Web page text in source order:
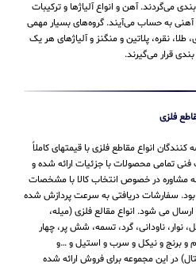
می‌گردند. آهن و انواع آلیاژها و ترکیبات
آهنی به حساب می‌‌آیند. گروه‌های بسیار مهمی
نقره، پلاتین و منگنز و آلیاژهای هر یک
قرار می‌‌گیرند.
فلزی
کنندگان انواع مقاطع فلزی با قیمتهای کاملاً
تمامی محصولات با جزئیات ارائه شده و
مشاوره در خصوص انتخاب کالا با مشخصات
سفارشات دریافتی به سرعت پردازش شده
می شود. انواع مقالع فلزی (میله،
نوار، ناودانی، گرد، تسمه، شش پر، چهار
و برنج و نیکل و سرب و استیل و …و
در این مجموعه برای فروش ارائه شده